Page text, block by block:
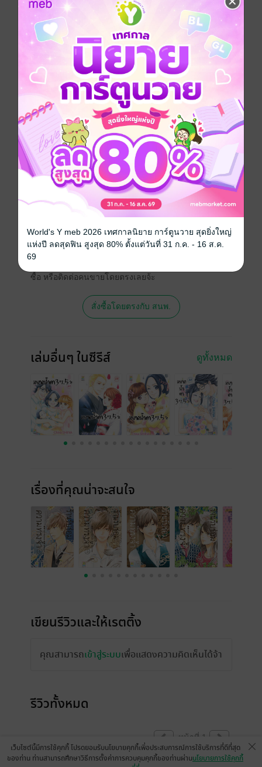
ดูแลเด็กป่วย ที่จะทำให้คุณอมยิ้ม ร้องไห้ และมีกำลังใจขึ้น
มา
การ์ตูนผู้หญิง การ์ตูนญี่ปุ่น ดรามา
สไลซ์ออฟไลฟ์
ซีรีส์ หยาดน้ำตา 37.5°C
ประเภทไฟล์ pdf
วันที่วางขาย 11 เมษายน 2568
ความยาว 170 หน้า
ราคาปก 90 บาท (ประหยัด 15%)
สนใจเวอร์ชันกระดาษ เชิญทางนี้!
เวอร์ชันกระดาษมีวางขายที่เว็บไซต์สำนัก
ซื้อ หรือติดต่อคนขายโดยตรงเลยจ้ะ
สั่งซื้อโดยตรงกับ สนพ.
เล่มอื่นๆ ในซีรีส์ ดูทั้งหมด
เรื่องที่คุณน่าจะสนใจ
เขียนรีวิวและให้เรตติ้ง
คุณสามารถเข้าสู่ระบบเพื่อแสดงความคิดเห็นได้จ้า
รีวิวทั้งหมด
หน้าที่ 1
เว็บไซต์นี้มีการใช้คุกกี้ โปรดยอมรับนโยบายคุกกี้เพื่อประสบการณ์การใช้บริการที่ดีที่สุด
ของท่าน ท่านสามารถศึกษาวิธีการตั้งค่าการควบคุมคุกกี้ของท่านผ่านนโยบายการใช้คุกกี้
World's Y meb 2026 เทศกาลนิยาย การ์ตูนวาย สุดยิ่งใหญ่
แห่งปี ลดสุดฟิน สูงสุด 80% ตั้งแต่วันที่ 31 ก.ค. - 16 ส.ค.
69